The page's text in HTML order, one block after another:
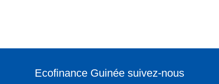
Ecofinance Guinée suivez-nous